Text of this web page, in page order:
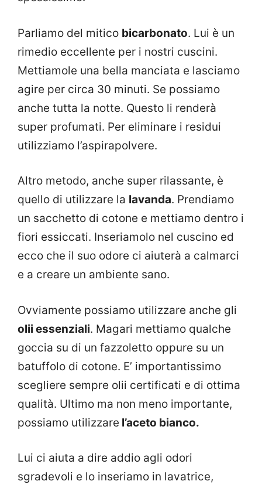
Parliamo del mitico bicarbonato. Lui è un
rimedio eccellente per i nostri cuscini.
Mettiamole una bella manciata e lasciamo
agire per circa 30 minuti. Se possiamo
anche tutta la notte. Questo li renderà
super profumati. Per eliminare i residui
utilizziamo l’aspirapolvere.
Altro metodo, anche super rilassante, è
quello di utilizzare la lavanda. Prendiamo
un sacchetto di cotone e mettiamo dentro i
fiori essiccati. Inseriamolo nel cuscino ed
ecco che il suo odore ci aiuterà a calmarci
e a creare un ambiente sano.
Ovviamente possiamo utilizzare anche gli
olii essenziali. Magari mettiamo qualche
goccia su di un fazzoletto oppure su un
batuffolo di cotone. E’ importantissimo
scegliere sempre olii certificati e di ottima
qualità. Ultimo ma non meno importante,
possiamo utilizzare l’aceto bianco.
Lui ci aiuta a dire addio agli odori
sgradevoli e lo inseriamo in lavatrice,